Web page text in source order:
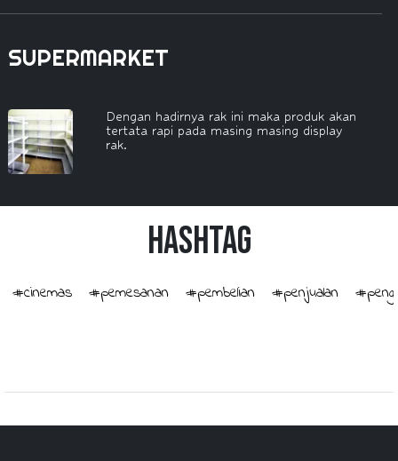
SUPERMARKET
Dengan hadirnya rak ini maka produk akan
tertata rapi pada masing masing display
rak.
HashTag
#cinemas #pemesanan #pembelian #penjualan